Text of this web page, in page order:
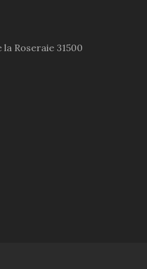
Roseraie 31500